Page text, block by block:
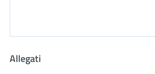
Allegati